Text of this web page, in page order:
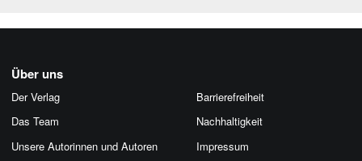
Über uns
Der Verlag
Das Team
Unsere Autorinnen und Autoren
Barrierefreiheit
Nachhaltigkeit
Impressum